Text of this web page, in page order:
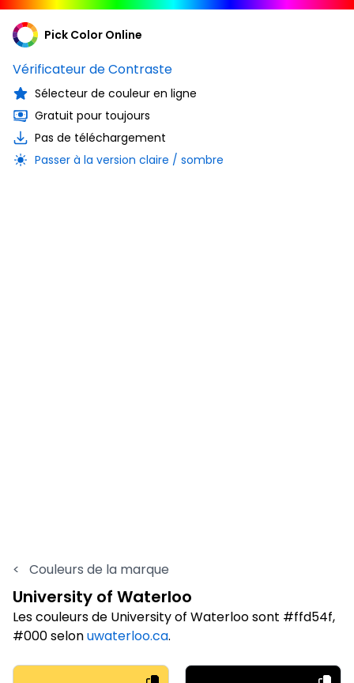
Pick Color Online
Vérificateur de Contraste
Sélecteur de couleur en ligne
Gratuit pour toujours
Pas de téléchargement
Passer à la version claire / sombre
< Couleurs de la marque
University of Waterloo
Les couleurs de University of Waterloo sont #ffd54f,
#000 selonuwaterloo.ca.